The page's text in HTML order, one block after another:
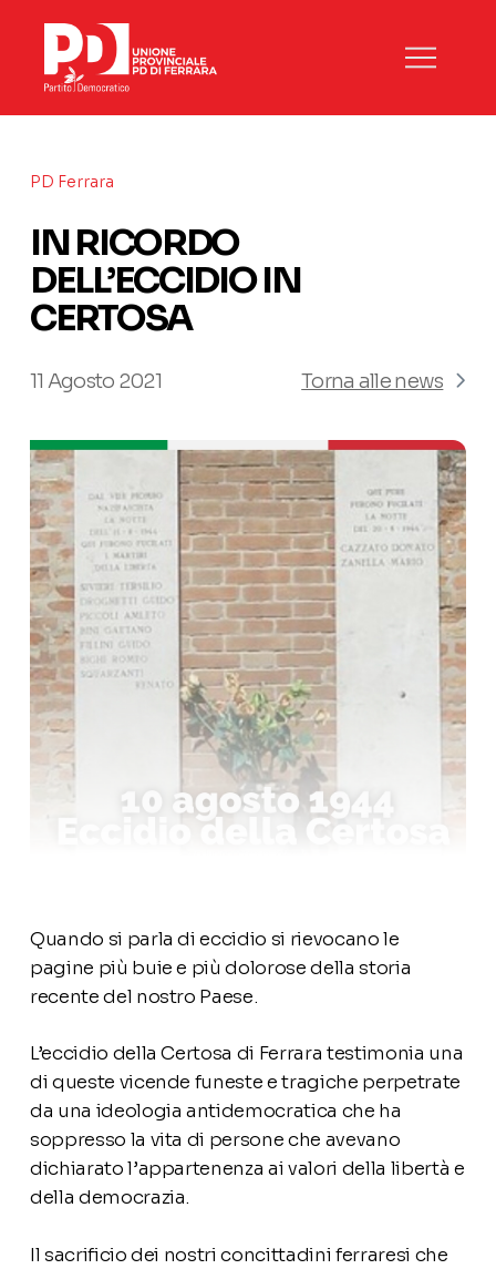
PD Ferrara
IN RICORDO
DELL’ECCIDIO IN
CERTOSA
11 Agosto 2021 Torna alle news
Quando si parla di eccidio si rievocano le
pagine più buie e più dolorose della storia
recente del nostro Paese.
L’eccidio della Certosa di Ferrara testimonia una
di queste vicende funeste e tragiche perpetrate
da una ideologia antidemocratica che ha
soppresso la vita di persone che avevano
dichiarato l’appartenenza ai valori della libertà e
della democrazia.
Il sacrificio dei nostri concittadini ferraresi che